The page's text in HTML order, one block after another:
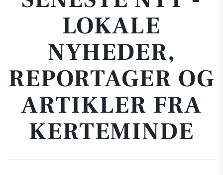
LOKALE
NYHEDER,
REPORTAGER OG
ARTIKLER FRA
KERTEMINDE